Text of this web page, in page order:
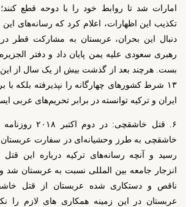
امارات شد تا روابط خود را با دوحه قطع
تکذیب این اظهارات، اعلام کرد که رسانه‌های
دنبال این بحران، عربستان به مشارکت قطر
رهبری سعودی علیه یمن پایان داد و دفتر
بست. هرچند بعد از گذشت بیش از یک سال از این
۱۳ شرط کشورهای چهارگانه را نپذیرفته بلکه
ایران و ترکیه توانسته در برابر تحریم‌های عربی
۶. قتل خاشقچی: در
خاشقچی به طرز وحشیانه‌ای در سفارت عربستان
رسید و آنچه رسانه‌های ترکیه درباره این
انزجار جامعه بین المللی نسبت به عربستان شد و
ناقص و دستکاری شده عربستان از قتل
عربستان در این زمینه همکاری های لازم را